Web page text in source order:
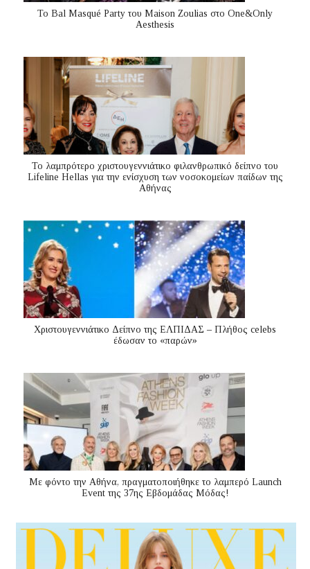
Το Bal Masqué Party του Maison Zoulias στο One&Only
Aesthesis
Το λαμπρότερο χριστουγεννιάτικο φιλανθρωπικό δείπνο του
Lifeline Hellas για την ενίσχυση των νοσοκομείων παίδων της
Αθήνας
Χριστουγεννιάτικο Δείπνο της ΕΛΠΙΔΑΣ – Πλήθος celebs
έδωσαν το «παρών»
Με φόντο την Αθήνα, πραγματοποιήθηκε το λαμπερό Launch
Event της 37ης Εβδομάδας Μόδας!